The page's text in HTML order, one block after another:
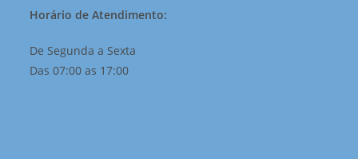
Horário de Atendimento:
De Segunda a Sexta
Das 07:00 as 17:00